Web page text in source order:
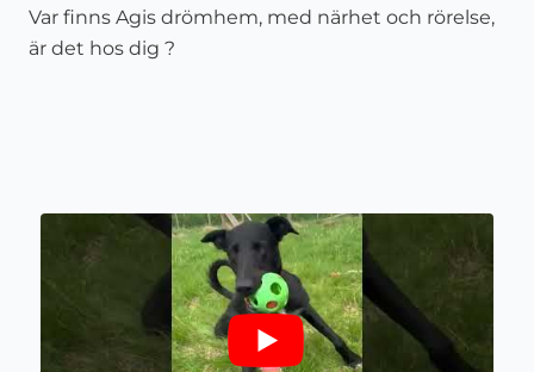
Var finns Agis drömhem, med närhet och rörelse,
är det hos dig ?